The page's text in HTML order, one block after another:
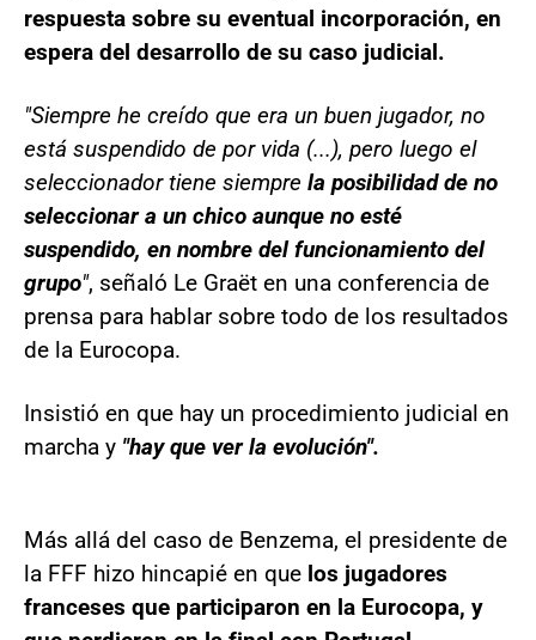
respuesta sobre su eventual incorporación, en
espera del desarrollo de su caso judicial.
"Siempre he creído que era un buen jugador, no
está suspendido de por vida (...), pero luego el
seleccionador tiene siempre la posibilidad de no
seleccionar a un chico aunque no esté
suspendido, en nombre del funcionamiento del
grupo", señaló Le Graët en una conferencia de
prensa para hablar sobre todo de los resultados
de la Eurocopa.
Insistió en que hay un procedimiento judicial en
marcha y "hay que ver la evolución".
Más allá del caso de Benzema, el presidente de
la FFF hizo hincapié en que los jugadores
franceses que participaron en la Eurocopa, y